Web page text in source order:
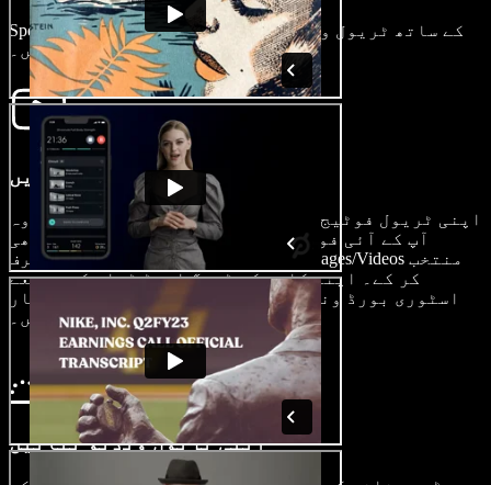
Speechify Studio کے ساتھ ٹریول ویڈیو ایڈیٹنگ کی ایک
نئی جہت دریافت کریں۔
اپنی ویڈیو امپورٹ کریں
اپنی ٹریول فوٹیج کو باآسانی امپورٹ کریں، چاہے وہ
آپ کے آئی فون، گو پرو، ونڈوز پی سی یا کسی بھی
دوسرے ڈیوائس سے لی گئی ہو، صرف Images/Videos منتخب
کر کے۔ اپنے کلپس کو ڈریگ اینڈ ڈراپ کے ذریعے
اسٹوری بورڈ ونڈو میں لائیں اور اپنی سینما معیار
کی ٹریول ویڈیو کی شروعات کریں۔
اپنی ٹریول ویڈیو بنائیں